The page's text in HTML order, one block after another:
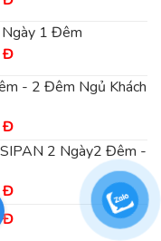
Đ.
tại
là:
Đ.
Ngày 1 Đêm
ĐGiá
tại
1,650,000
Đ.
- 2 Đêm Ngủ Khách
ĐGiá
hiện
tại
2,350,000
2 Ngày2 Đêm -
Giá
tại
ĐGiá